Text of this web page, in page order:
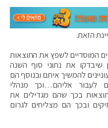
הזאת.
המוסדיים לשפץ את התוצאות
את נתוני סוף השנה
להמשיך איתם ובנוסף הם
לעבור אליהם…וכך מנהלי
בכך שהם מגדילים את
ובכך הם מצליחים לגרום